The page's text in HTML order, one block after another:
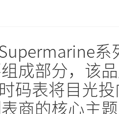
成部分，该
码表将目光
商的核心主